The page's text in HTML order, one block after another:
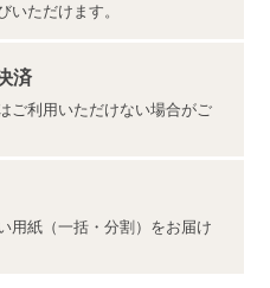
心となるため、教材記載
間内にお申し込みの、調
験は教材記載の点数でお
ださい。
いただけます。
済
ご利用いただけない場合がご
用紙（一括・分割）をお届け